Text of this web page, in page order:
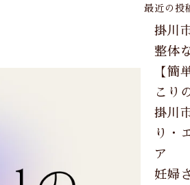
最近の投
掛川
整体
【簡
こり
掛川
り・
ア
妊婦